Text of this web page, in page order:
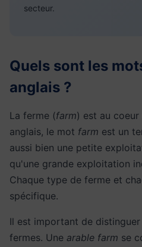
secteur.
Quels sont les
anglais ?
La ferme (farm) est au
anglais, le mot farm est un
aussi bien une petite
qu'une grande exploitation
Chaque type de ferme et
spécifique.
Il est important de
fermes. Une arable farm se